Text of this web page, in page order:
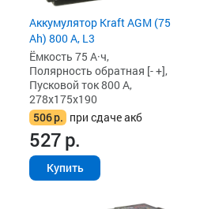
Аккумулятор Kraft AGM (75
Ah) 800 А, L3
Ёмкость 75 А·ч,
Полярность обратная [- +],
Пусковой ток 800 А,
278x175x190
506р. при сдаче акб
527р.
Купить